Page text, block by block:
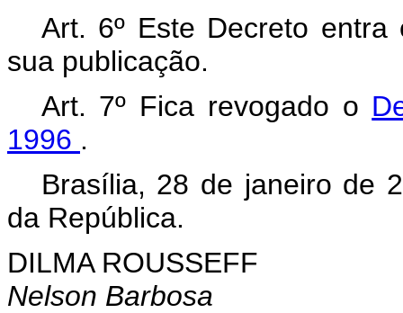
Art. 6º Este Decreto
sua publicação.
Art. 7º Fica revogado o
1996 .
Brasília, 28 de janeiro de
da República.
DILMA ROUSSEFF
Nelson Barbosa